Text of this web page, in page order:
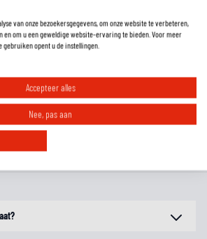
van onze bezoekersgegevens, om onze website te verbeteren,
en om u een geweldige website-ervaring te bieden. Voor meer
opent u de instellingen.
Accepteer alles
Nee, pas aan